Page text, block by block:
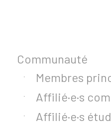
Communauté
Membres
Affilié·e·s
Affilié·e·s